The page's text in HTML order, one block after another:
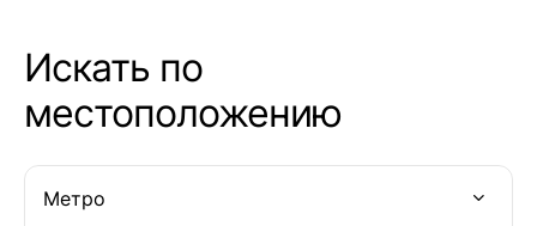
Искать по
местоположению
Метро